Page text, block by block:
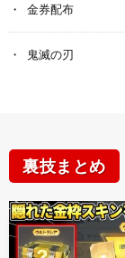
金券配布
鬼滅の刃
裏技まとめ